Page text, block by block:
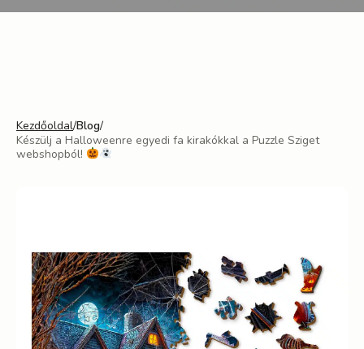
Kezdőoldal/Blog/
Készülj a Halloweenre egyedi fa kirakókkal a Puzzle Sziget
webshopból!